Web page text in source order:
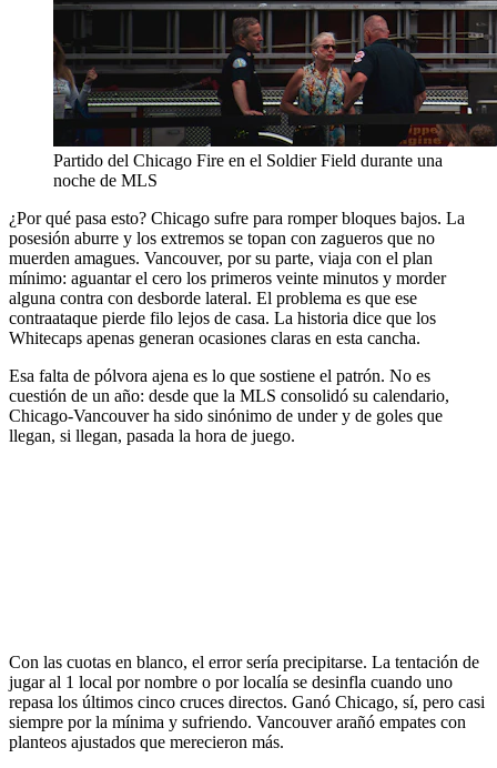
Partido del Chicago Fire en el Soldier Field durante una
noche de MLS
¿Por qué pasa esto? Chicago sufre para romper bloques bajos. La
posesión aburre y los extremos se topan con zagueros que no
muerden amagues. Vancouver, por su parte, viaja con el plan
mínimo: aguantar el cero los primeros veinte minutos y morder
alguna contra con desborde lateral. El problema es que ese
contraataque pierde filo lejos de casa. La historia dice que los
Whitecaps apenas generan ocasiones claras en esta cancha.
Esa falta de pólvora ajena es lo que sostiene el patrón. No es
cuestión de un año: desde que la MLS consolidó su calendario,
Chicago-Vancouver ha sido sinónimo de under y de goles que
llegan, si llegan, pasada la hora de juego.
Con las cuotas en blanco, el error sería precipitarse. La tentación de
jugar al 1 local por nombre o por localía se desinfla cuando uno
repasa los últimos cinco cruces directos. Ganó Chicago, sí, pero casi
siempre por la mínima y sufriendo. Vancouver arañó empates con
planteos ajustados que merecieron más.